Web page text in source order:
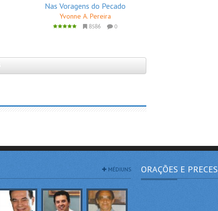
Nas Voragens do Pecado
Yvonne A. Pereira
8586 0
MÉDIUNS ORAÇÕES E PRECES